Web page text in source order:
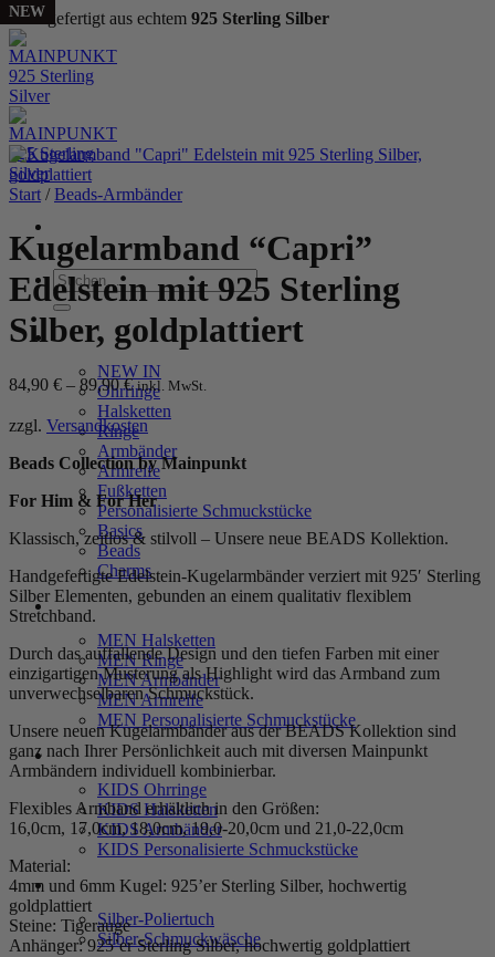
Handgefertigt aus echtem 925 Sterling Silber
Zum
Inhalt
springen
Suchen
nach:
WOMEN
NEW IN
Ohrringe
Halsketten
Ringe
Armbänder
Armreife
Fußketten
Personalisierte Schmuckstücke
Basics
Beads
Charms
MEN
MEN Halsketten
MEN Ringe
MEN Armbänder
MEN Armreife
MEN Personalisierte Schmuckstücke
KIDS
KIDS Ohrringe
KIDS Halsketten
KIDS Armbänder
KIDS Personalisierte Schmuckstücke
PRODUKTPFLEGE
Silber-Poliertuch
Silber-Schmuckwäsche
Start / Beads-Armbänder
Kugelarmband “Capri”
Edelstein mit 925 Sterling
Silber, goldplattiert
84,90 € – 89,90€ inkl. MwSt.
zzgl. Versandkosten
Beads Collection by Mainpunkt
For Him & For Her
Klassisch, zeitlos & stilvoll – Unsere neue BEADS Kollektion.
Handgefertigte Edelstein-Kugelarmbänder verziert mit 925′ Sterling
Silber Elementen, gebunden an einem qualitativ flexiblem
Stretchband.
Durch das auffallende Design und den tiefen Farben mit einer
einzigartigen Musterung als Highlight wird das Armband zum
unverwechselbaren Schmuckstück.
Unsere neuen Kugelarmbänder aus der BEADS Kollektion sind
ganz nach Ihrer Persönlichkeit auch mit diversen Mainpunkt
Armbändern individuell kombinierbar.
Flexibles Armband erhältlich in den Größen:
16,0cm, 17,0cm, 18,0cm, 19,0-20,0cm und 21,0-22,0cm
Material:
4mm und 6mm Kugel: 925’er Sterling Silber, hochwertig
goldplattiert
Steine: Tigerauge
Anhänger: 925’er Sterling Silber, hochwertig goldplattiert
NEW
NEW
NEW